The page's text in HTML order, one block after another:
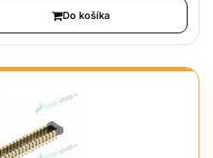
Do košíka